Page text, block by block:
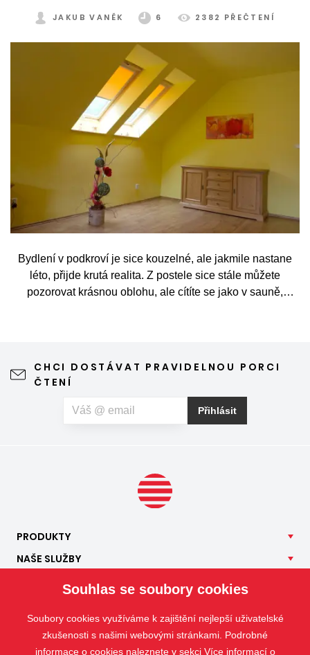
JAKUB VANĚK 6 2382 PŘEČTENÍ
Bydlení v podkroví je sice kouzelné, ale jakmile nastane
léto, přijde krutá realita. Z postele sice stále můžete
pozorovat krásnou oblohu, ale cítíte se jako v sauně,
CHCI DOSTÁVAT PRAVIDELNOU PORCI
ČTENÍ
Přihlásit
PRODUKTY
NAŠE SLUŽBY
KONTAKT
Souhlas se soubory cookies
Soubory cookies využíváme k zajištění nejlepší uživatelské
zkušenosti s našimi webovými stránkami. Podrobné
informace o cookies naleznete v sekci Více informací o